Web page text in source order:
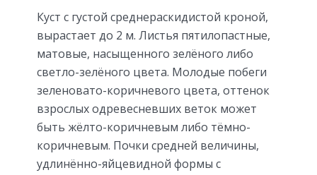
Куст с густой среднераскидистой кроной,
вырастает до 2 м. Листья пятилопастные,
матовые, насыщенного зелёного либо
светло-зелёного цвета. Молодые побеги
зеленовато-коричневого цвета, оттенок
взрослых одревесневших веток может
быть жёлто-коричневым либо тёмно-
коричневым. Почки средней величины,
удлинённо-яйцевидной формы с